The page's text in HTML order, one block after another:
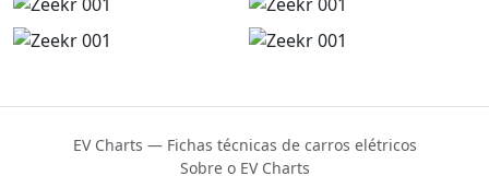
EV Charts — Fichas técnicas de carros elétricos
Sobre o EV Charts